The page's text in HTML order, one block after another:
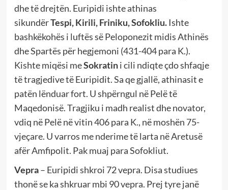
dhe të drejtën. Euripidi ishte athinas
sikundërTespi, Kirili, Friniku, Sofokliu. Ishte
bashkëkohës i luftës së Peloponezit midis Athinës
dhe Spartës për hegjemoni (431-404 para K.).
Kishte miqësi meSokratin i cili ndiqteçdo shfaqje
të tragjedive të Euripidit. Sa qe gjallë, athinasit e
patën lënduar fort. U shpërngul në Pelë të
Maqedonisë. Tragjiku i madh realist dhe novator,
vdiq në Pelë në vitin 406 para K., në moshën 75-
vjeçare. U varros me nderime të larta në Aretusë
afër Amfipolit. Pak muaj para Sofokliut.
Vepra – Euripidi shkroi 72 vepra. Disa studiues
thonë se ka shkruar mbi 90 vepra. Prej tyre janë